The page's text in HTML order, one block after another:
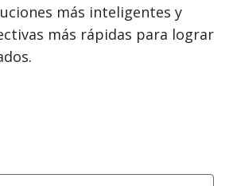
más inteligentes y
más rápidas para lograr